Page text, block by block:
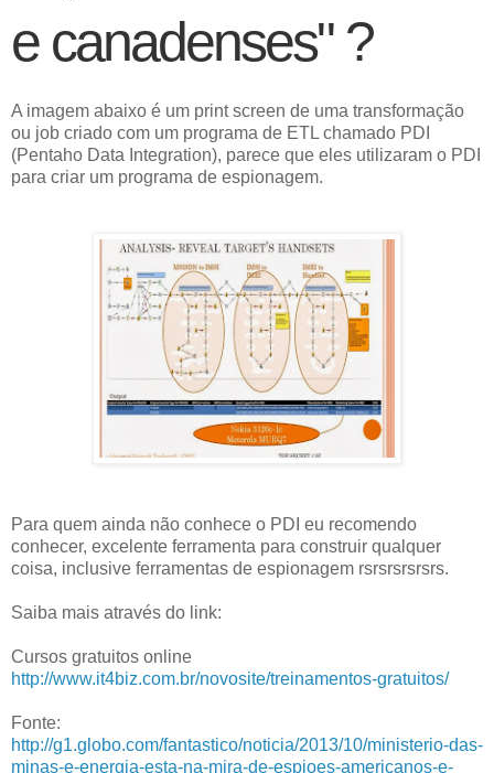
e canadenses" ?
A imagem abaixo é um print screen de uma transformação
ou job criado com um programa de ETL chamado PDI
(Pentaho Data Integration), parece que eles utilizaram o PDI
para criar um programa de espionagem.
Para quem ainda não conhece o PDI eu recomendo
conhecer, excelente ferramenta para construir qualquer
coisa, inclusive ferramentas de espionagem rsrsrsrsrsrs.
Saiba mais através do link:
Cursos gratuitos online
http://www.it4biz.com.br/novosite/treinamentos-gratuitos/
Fonte:
http://g1.globo.com/fantastico/noticia/2013/10/ministerio-das-
minas-e-energia-esta-na-mira-de-espioes-americanos-e-